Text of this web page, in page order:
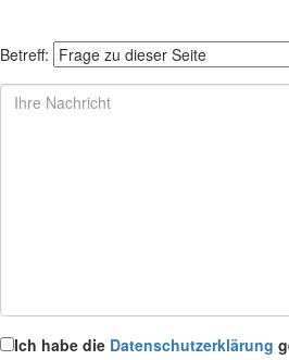
Betreff:
Ich habe die Datenschutzerklärung